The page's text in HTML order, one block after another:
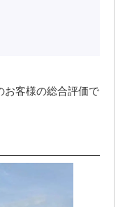
客様の総合評価で